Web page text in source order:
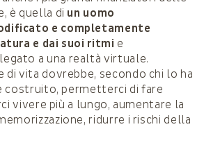
è quella di un uomo
e completamente
e dai suoi ritmi e
a una realtà virtuale.
vita dovrebbe, secondo chi lo ha
costruito, permetterci di fare
vivere più a lungo, aumentare la
ridurre i rischi della